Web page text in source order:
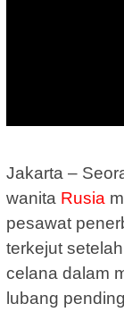
Jakarta –
wanita Rusia
pesawat
terkejut
celana dalam
lubang